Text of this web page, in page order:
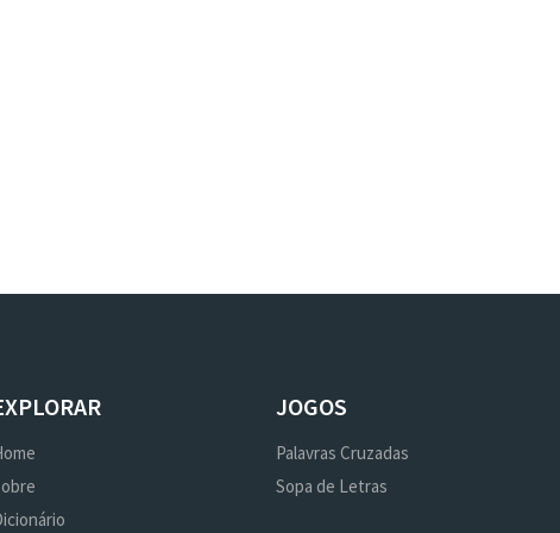
JOGOS
Palavras Cruzadas
Sopa de Letras